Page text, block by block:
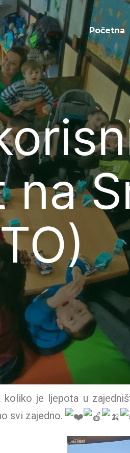
Početna
Početna
je ljepota u
svi zajedno.